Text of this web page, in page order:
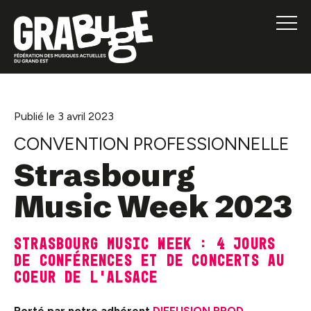
Publié le 3 avril 2023
CONVENTION PROFESSIONNELLE
Strasbourg
Music Week 2023
STRASBOURG MUSIC WEEK : 4 jours
de conférences et de concerts au
coeur de l’Alsace